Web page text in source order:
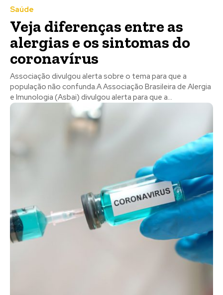
Saúde
Veja diferenças entre as
alergias e os sintomas do
coronavírus
Associação divulgou alerta sobre o tema para que a
população não confunda.A Associação Brasileira de Alergia
e Imunologia (Asbai) divulgou alerta para que a...